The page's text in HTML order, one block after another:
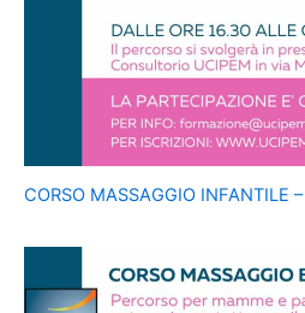
CORSO MASSAGGIO INFANTILE